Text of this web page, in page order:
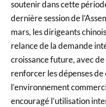
soutenir dans cette
dernière session de
mars, les dirigeants
relance de la demande
croissance future, avec
renforcer les dépenses
l’environnement
encouragé l’utilisation